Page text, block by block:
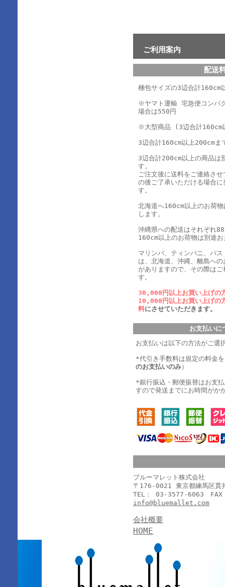
ご利用案内
配送
梱包サイズの3辺合計
※ヤマト運輸 宅急便コンパ
場合は550円
※大型商品 (3辺合計160cm
3辺合計160cm以上200cm
3辺合計200cm以上の商品は
す。
ご注文後に送料をご連絡さ
の後ご了承いただける場合
す。
北海道へ160cm以上のお荷
します。
沖縄県への配送はそれぞれ
160cm以上のお荷物は別途
マリンバ、ティンパニ、バ
は、北海道、沖縄、離島へ
がありますので、その際は
す。
30,000円以上お買い上げの
10,000円以上お買い上げの
料にさせていただきます。
お支払いに
お支払いは以下の方法がご選
*代引き手数料は規定の料金
のお支払いのみ）
*銀行振込・郵便振替はお支
すので発送までにお時間がか
ブルーマレット株式会社
〒176-0021 東京都練馬区貫
TEL： 03-3577-6063
info@bluemallet.com
会社概要
HOME